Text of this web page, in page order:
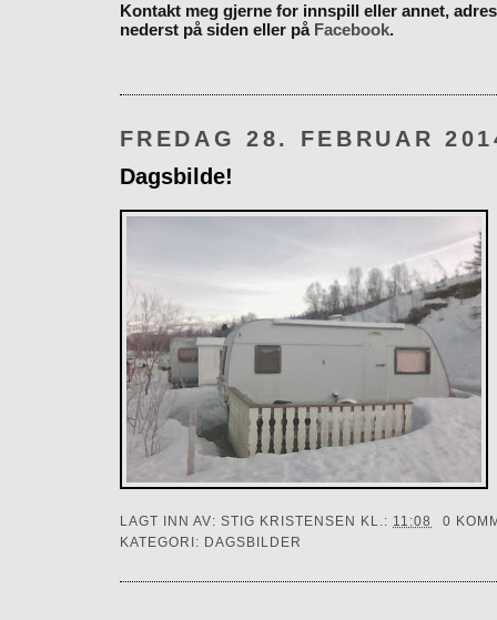
Kontakt meg gjerne for innspill eller annet,
nederst på siden eller på Facebook.
FREDAG 28. FEBRUAR
Dagsbilde!
LAGT INN AV: STIG KRISTENSEN KL.: 11:08
0
KATEGORI: DAGSBILDER